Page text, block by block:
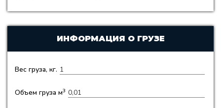
ИНФОРМАЦИЯ О ГРУЗЕ
Вес груза, кг.
Объем груза м3